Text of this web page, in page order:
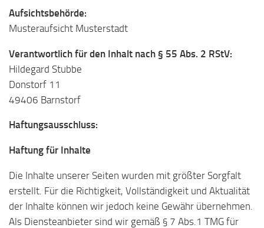
Aufsichtsbehörde:
Musteraufsicht Musterstadt
Verantwortlich für den Inhalt nach § 55 Abs. 2 RStV:
Hildegard Stubbe
Donstorf 11
49406 Barnstorf
Haftungsausschluss:
Haftung für Inhalte
Die Inhalte unserer Seiten wurden mit größter Sorgfalt
erstellt. Für die Richtigkeit, Vollständigkeit und Aktualität
der Inhalte können wir jedoch keine Gewähr übernehmen.
Als Diensteanbieter sind wir gemäß § 7 Abs.1 TMG für